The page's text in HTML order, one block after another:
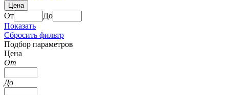
Цена
От
До
Показать
Сбросить фильтр
Подбор параметров
Цена
От
До